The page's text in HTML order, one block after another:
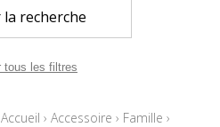
recherche
tous les filtres
Accueil › Accessoire › Famille ›